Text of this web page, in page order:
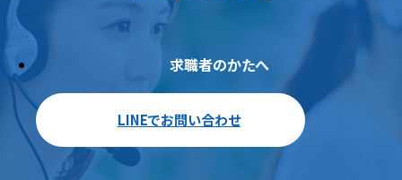
求職者のかたへ
LINEでお問い合わせ